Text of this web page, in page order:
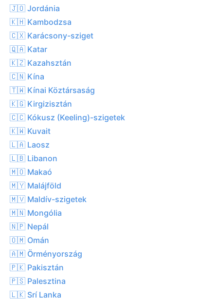
🇯🇴 Jordánia
🇰🇭 Kambodzsa
🇨🇽 Karácsony-sziget
🇶🇦 Katar
🇰🇿 Kazahsztán
🇨🇳 Kína
🇹🇼 Kínai Köztársaság
🇰🇬 Kirgizisztán
🇨🇨 Kókusz (Keeling)-szigetek
🇰🇼 Kuvait
🇱🇦 Laosz
🇱🇧 Libanon
🇲🇴 Makaó
🇲🇾 Malájföld
🇲🇻 Maldív-szigetek
🇲🇳 Mongólia
🇳🇵 Nepál
🇴🇲 Omán
🇦🇲 Örményország
🇵🇰 Pakisztán
🇵🇸 Palesztina
🇱🇰 Srí Lanka